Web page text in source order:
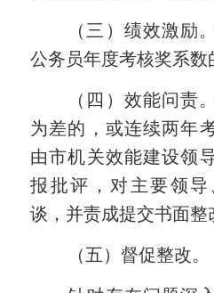
（三）绩效激励。
公务员年度考核奖系数
（四）效能问责。
为差的，或连续两年
由市机关效能建设领
报批评，对主要领
谈，并责成提交书面整
（五）督促整改。